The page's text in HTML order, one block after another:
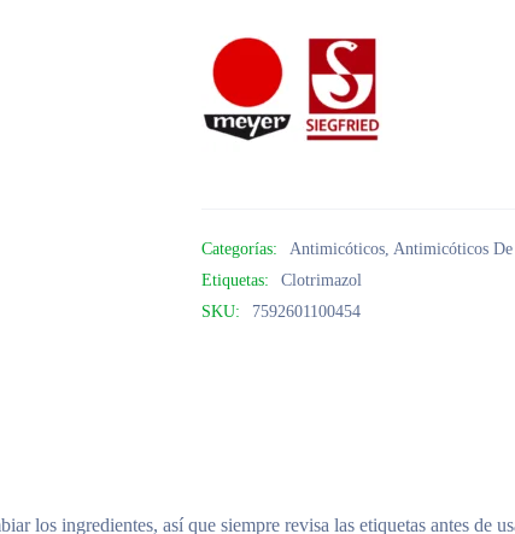
Categorías: Antimicóticos,Antimicóticos
Etiquetas:
Clotrimazol
SKU:
7592601100454
los ingredientes, así que siempre revisa las etiquetas antes de